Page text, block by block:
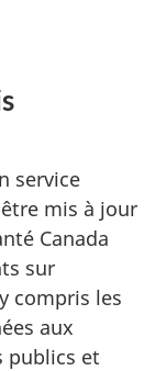
service
mis à jour
Canada
sur
compris les
aux
publics et